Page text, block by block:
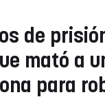
de
mató a
para